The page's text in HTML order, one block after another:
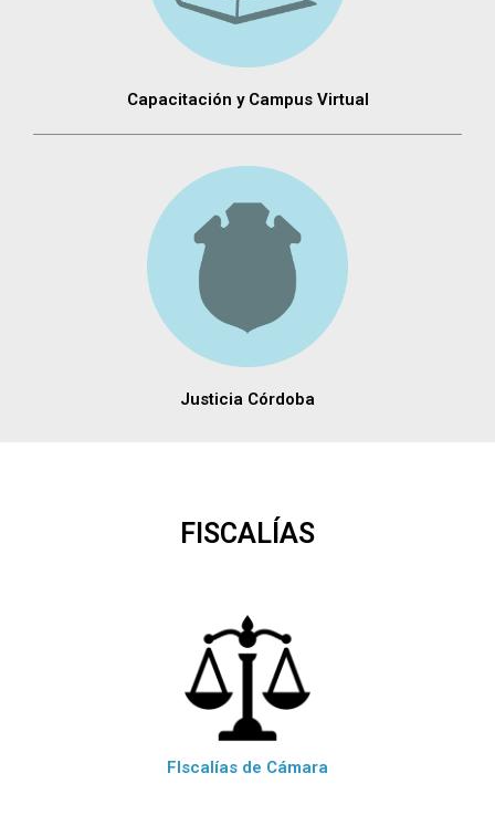
Capacitación y Campus Virtual
Justicia Córdoba
FISCALÍAS
FIscalías de Cámara